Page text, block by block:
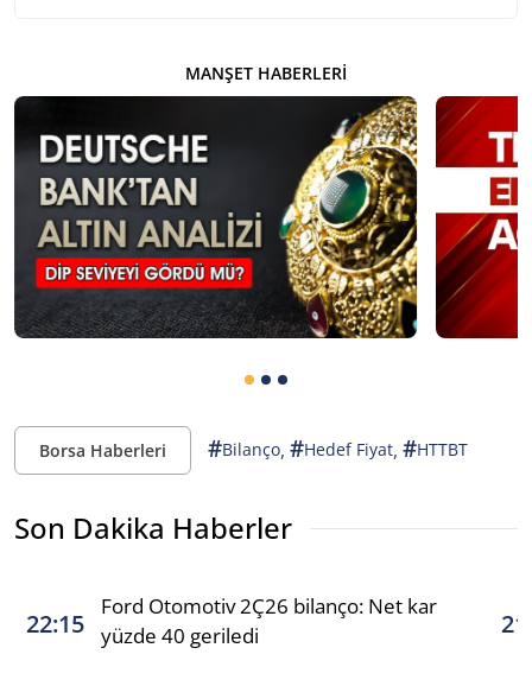
MANŞET HABERLERI
Borsa Haberleri #Bilanço, #Hedef Fiyat, #HTTBT
Son Dakika Haberler
22:15
Ford Otomotiv 2Ç26 bilanço: Net kar
yüzde 40 geriledi